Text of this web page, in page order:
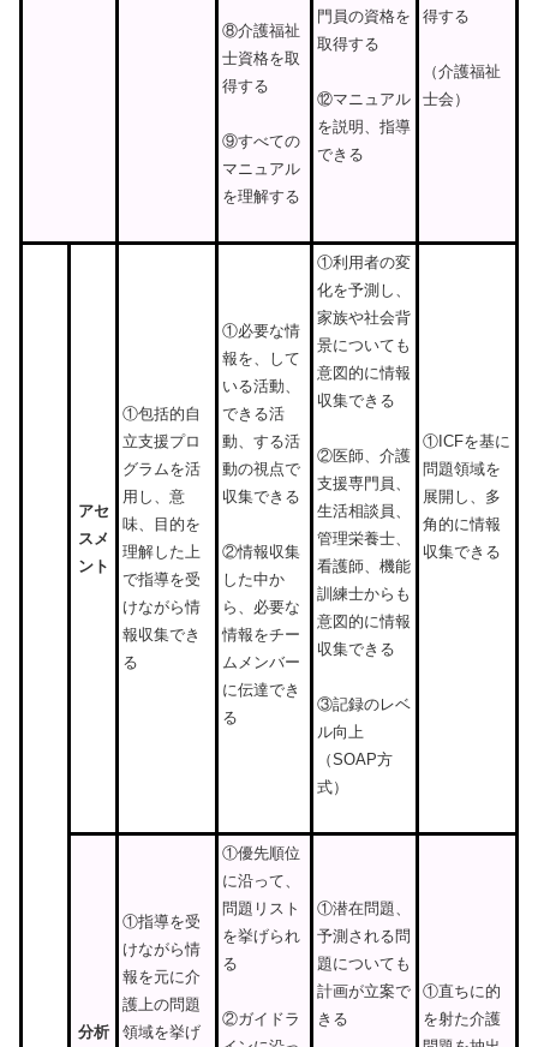
⑧介護福祉
士資格を取
得する
⑨すべての
マニュアル
を理解する
門員の資格を
取得する
⑫マニュアル
を説明、指導
できる
得する
（介護福祉
士会）
アセ
スメ
ント
①包括的自
立支援プロ
グラムを活
用し、意
味、目的を
理解した上
で指導を受
けながら情
報収集でき
る
①必要な情
報を、して
いる活動、
できる活
動、する活
動の視点で
収集できる
②情報収集
した中か
ら、必要な
情報をチー
ムメンバー
に伝達でき
る
①利用者の変
化を予測し、
家族や社会背
景についても
意図的に情報
収集できる
②医師、介護
支援専門員、
生活相談員、
管理栄養士、
看護師、機能
訓練士からも
意図的に情報
収集できる
③記録のレベ
ル向上
（SOAP方
式）
①ICFを基に
問題領域を
展開し、多
角的に情報
収集できる
分析
①指導を受
けながら情
報を元に介
護上の問題
領域を挙げ
①優先順位
に沿って、
問題リスト
を挙げられ
る
②ガイドラ
①潜在問題、
予測される問
題についても
計画が立案で
きる
①直ちに的
を射た介護